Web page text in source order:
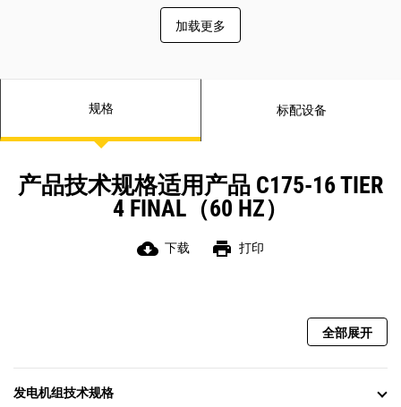
加载更多
规格 标配设备
产品技术规格适用产品 C175-16 TIER
4 FINAL（60 HZ）
cloud_download 下载 print 打印
全部展开
发电机组技术规格